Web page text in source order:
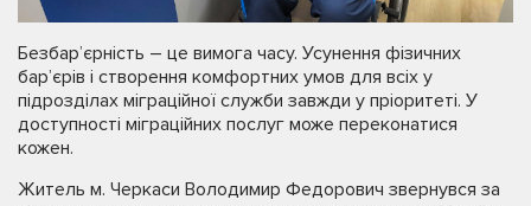
Безбар’єрність – це вимога часу. Усунення фізичних
бар’єрів і створення комфортних умов для всіх у
підрозділах міграційної служби завжди у пріоритеті. У
доступності міграційних послуг може переконатися
кожен.
Житель м. Черкаси Володимир Федорович звернувся за